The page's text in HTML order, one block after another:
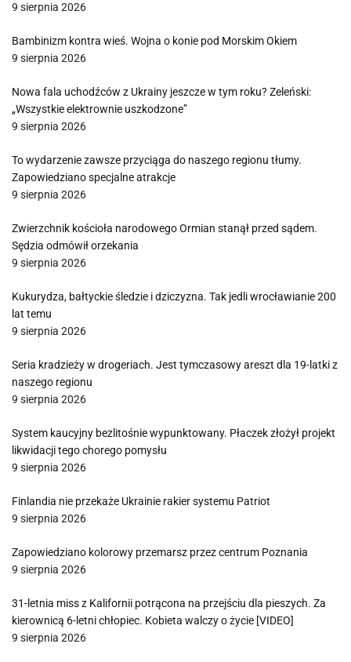
9 sierpnia 2026
Bambinizm kontra wieś. Wojna o konie pod Morskim Okiem
9 sierpnia 2026
Nowa fala uchodźców z Ukrainy jeszcze w tym roku? Zeleński:
„Wszystkie elektrownie uszkodzone”
9 sierpnia 2026
To wydarzenie zawsze przyciąga do naszego regionu tłumy.
Zapowiedziano specjalne atrakcje
9 sierpnia 2026
Zwierzchnik kościoła narodowego Ormian stanął przed sądem.
Sędzia odmówił orzekania
9 sierpnia 2026
Kukurydza, bałtyckie śledzie i dziczyzna. Tak jedli wrocławianie 200
lat temu
9 sierpnia 2026
Seria kradzieży w drogeriach. Jest tymczasowy areszt dla 19-latki z
naszego regionu
9 sierpnia 2026
System kaucyjny bezlitośnie wypunktowany. Płaczek złożył projekt
likwidacji tego chorego pomysłu
9 sierpnia 2026
Finlandia nie przekaże Ukrainie rakier systemu Patriot
9 sierpnia 2026
Zapowiedziano kolorowy przemarsz przez centrum Poznania
9 sierpnia 2026
31-letnia miss z Kalifornii potrącona na przejściu dla pieszych. Za
kierownicą 6-letni chłopiec. Kobieta walczy o życie [VIDEO]
9 sierpnia 2026